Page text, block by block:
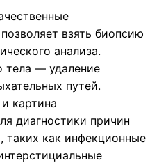
взять биопсию
анализа.
тела — удаление
путей.
картина
диагностики причин
таких как инфекционные